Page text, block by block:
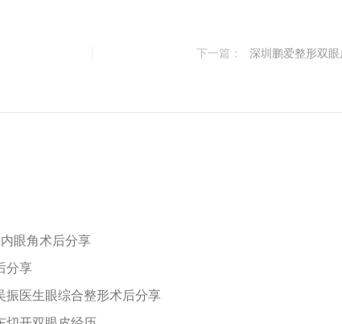
下一篇： 深圳鹏爱整形双眼
眼角术后分享
分享
振医生眼综合整形术后分享